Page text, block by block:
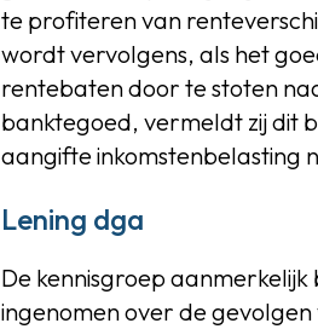
te profiteren van
wordt vervolgens, als het
rentebaten door te stoten
banktegoed, vermeldt zij dit
aangifte inkomstenbelasting
Lening dga
De kennisgroep
ingenomen over de